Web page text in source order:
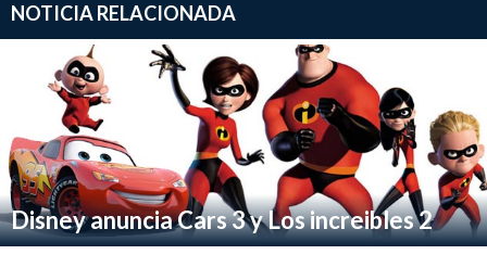
NOTICIA RELACIONADA
Disney anuncia Cars 3 y Los increibles 2